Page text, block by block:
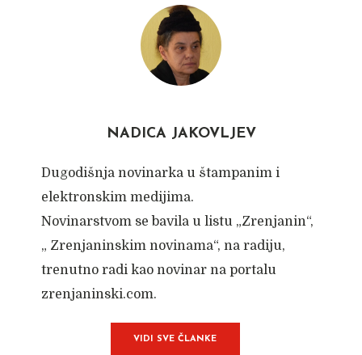
NADICA JAKOVLJEV
Dugodišnja novinarka u štampanim i
elektronskim medijima.
Novinarstvom se bavila u listu „Zrenjanin“,
„ Zrenjaninskim novinama“, na radiju,
trenutno radi kao novinar na portalu
zrenjaninski.com.
VIDI SVE ČLANKE